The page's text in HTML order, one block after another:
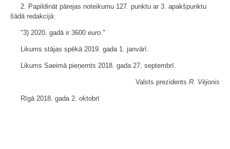
2. Papildināt pārejas noteikumu 127. punktu ar 3. apakšpunktu
šādā redakcijā:
"3) 2020. gadā ir 3600 euro."
Likums stājas spēkā 2019. gada 1. janvārī.
Likums Saeimā pieņemts 2018. gada 27. septembrī.
Valsts prezidents R. Vējonis
Rīgā 2018. gada 2. oktobrī